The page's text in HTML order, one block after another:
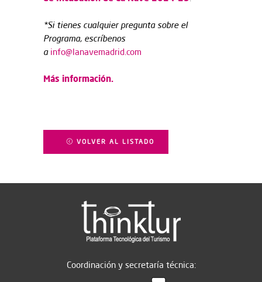
*Si tienes cualquier pregunta sobre el
Programa, escríbenos
a info@lanavemadrid.com
Más información.
VOLVER AL LISTADO
Coordinación y secretaría técnica: